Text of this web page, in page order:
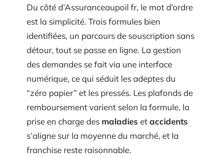
Du côté d’Assuranceaupoil fr, le mot d’ordre
est la simplicité. Trois formules bien
identifiées, un parcours de souscription sans
détour, tout se passe en ligne. La gestion
des demandes se fait via une interface
numérique, ce qui séduit les adeptes du
“zéro papier” et les pressés. Les plafonds de
remboursement varient selon la formule, la
prise en charge des maladies etaccidents
s’aligne sur la moyenne du marché, et la
franchise reste raisonnable.